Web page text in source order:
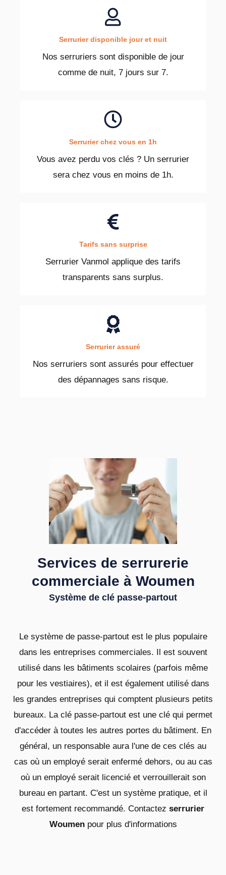
Serrurier disponible jour et nuit
Nos serruriers sont disponible de jour
comme de nuit, 7 jours sur 7.
Serrurier chez vous en 1h
Vous avez perdu vos clés ? Un serrurier
sera chez vous en moins de 1h.
Tarifs sans surprise
Serrurier Vanmol applique des tarifs
transparents sans surplus.
Serrurier assuré
Nos serruriers sont assurés pour effectuer
des dépannages sans risque.
Services de serrurerie
commerciale à Woumen
Système de clé passe-partout
Le système de passe-partout est le plus populaire
dans les entreprises commerciales. Il est souvent
utilisé dans les bâtiments scolaires (parfois même
pour les vestiaires), et il est également utilisé dans
les grandes entreprises qui comptent plusieurs petits
bureaux. La clé passe-partout est une clé qui permet
d'accéder à toutes les autres portes du bâtiment. En
général, un responsable aura l'une de ces clés au
cas où un employé serait enfermé dehors, ou au cas
où un employé serait licencié et verrouillerait son
bureau en partant. C'est un système pratique, et il
est fortement recommandé. Contactez serrurier
Woumenpour plus d'informations